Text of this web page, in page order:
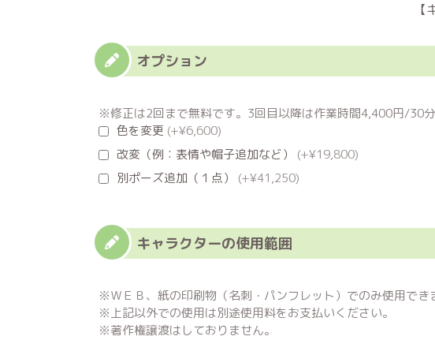
オプション
※修正は2回まで無料です。3回目以降は作業時間4,400円/30分
色を変更 (+¥6,600)
改変（例：表情や帽子追加など） (+¥19,800)
別ポーズ追加（１点） (+¥41,250)
キャラクターの使用範囲
※ＷＥＢ、紙の印刷物（名刺・パンフレット）でのみ使用でき
※上記以外での使用は別途使用料をお支払いください。
※著作権譲渡はしておりません。